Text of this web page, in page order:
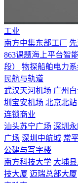
工业
南方中集东部工厂
863课题海上平台智
段）
物探船舶电力
民航与轨道
武汉天河机场 广州
圳宝安机场 北京北站
连锁商业
汕头苏宁广场 深圳
广场 深圳中航城 常
公建与写字楼
南方科技大学 大埔
技大厦 迈瑞总部大厦